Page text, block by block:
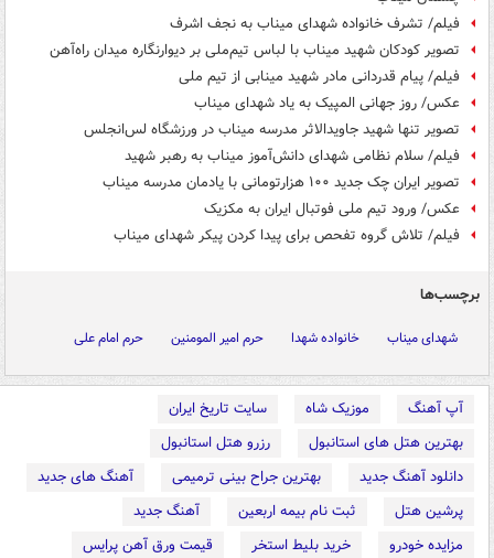
فیلم/ تشرف خانواده شهدای میناب به نجف اشرف
تصویر کودکان شهید میناب با لباس تیم‌ملی بر دیوارنگاره میدان راه‌آهن
فیلم/ پیام قدردانی مادر شهید مینابی از تیم ملی
عکس/ روز جهانی المپیک به یاد شهدای میناب
تصویر تنها شهید جاویدالاثر مدرسه میناب در ورزشگاه لس‌انجلس
فیلم/ سلام نظامی شهدای دانش‌آموز میناب به رهبر شهید
تصویر ایران چک جدید ۱۰۰ هزارتومانی با یادمان مدرسه میناب
عکس/ ورود تیم ملی فوتبال ایران به مکزیک
فیلم/ تلاش گروه تفحص برای پیدا کردن پیکر شهدای میناب
برچسب‌ها
شهدای میناب خانواده شهدا حرم امیر المومنین حرم امام علی
آپ آهنگ موزیک شاه
سایت تاریخ ایران
بهترین هتل های استانبول
رزرو هتل استانبول
دانلود آهنگ جدید
بهترین جراح بینی ترمیمی
آهنگ های جدید
پرشین هتل
ثبت نام بیمه اربعین
آهنگ جدید
مزایده خودرو
خرید بلیط استخر
قیمت ورق آهن پرایس